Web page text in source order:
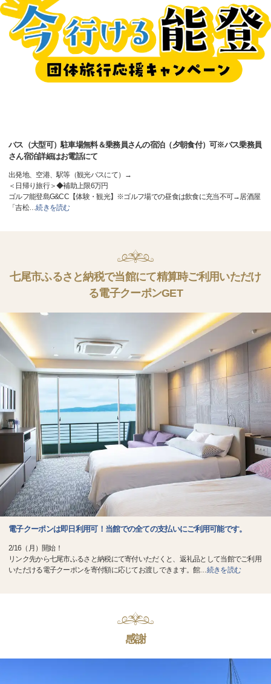
バス（大型可）駐車場無料＆乗務員さんの宿泊（夕朝食付）可※バス乗務員
さん宿泊詳細はお電話にて
出発地、空港、駅等（観光バスにて）→
＜日帰り旅行＞◆補助上限6万円
ゴルフ能登島G&CC【体験・観光】※ゴルフ場での昼食は飲食に充当不可→居酒屋
「吉松…続きを読む
七尾市ふるさと納税で当館にて精算時ご利用いただけ
る電子クーポンGET
電子クーポンは即日利用可！当館での全ての支払いにご利用可能です。
2/16（月）開始！
リンク先から七尾市ふるさと納税にて寄付いただくと、返礼品として当館でご利用
いただける電子クーポンを寄付額に応じてお渡しできます。館…続きを読む
感謝